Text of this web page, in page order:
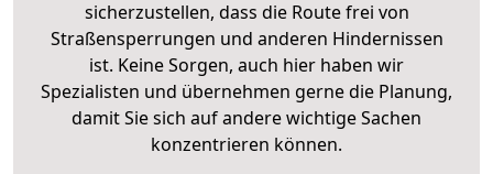
sicherzustellen, dass die Route frei von
Straßensperrungen und anderen Hindernissen
ist. Keine Sorgen, auch hier haben wir
Spezialisten und übernehmen gerne die Planung,
damit Sie sich auf andere wichtige Sachen
konzentrieren können.